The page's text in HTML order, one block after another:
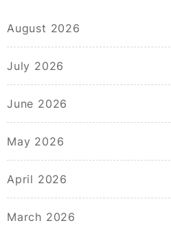
August 2026
July 2026
June 2026
May 2026
April 2026
March 2026